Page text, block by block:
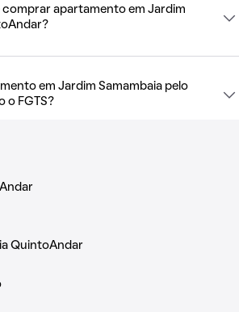
comprar apartamento em Jardim
em Jardim Samambaia pelo
o FGTS?
QuintoAndar